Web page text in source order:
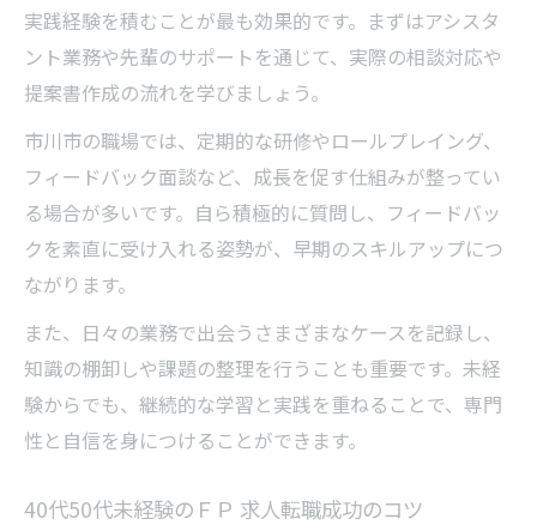
実践経験を積むことが最も効果的です。まずはアシスタ
ント業務や先輩のサポートを通じて、実際の相談対応や
提案書作成の流れを学びましょう。
市川市の職場では、定期的な研修やロールプレイング、
フィードバック面談など、成長を促す仕組みが整ってい
る場合が多いです。自ら積極的に質問し、フィードバッ
クを素直に受け入れる姿勢が、早期のスキルアップにつ
ながります。
また、日々の業務で出会うさまざまなケースを記録し、
知識の棚卸しや課題の整理を行うことも重要です。未経
験からでも、継続的な学習と実践を重ねることで、専門
性と自信を身につけることができます。
40代50代未経験のＦＰ 求人転職成功のコツ